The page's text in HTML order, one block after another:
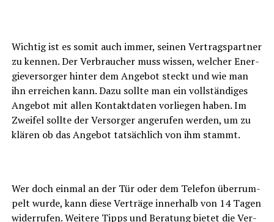
Wich­tig ist es somit auch immer, sei­nen Ver­trags­part­ner
zu ken­nen. Der Ver­brau­cher muss wis­sen, wel­cher Ener­
gie­ver­sor­ger hin­ter dem Ange­bot steckt und wie man
ihn errei­chen kann. Dazu soll­te man ein voll­stän­di­ges
Ange­bot mit allen Kon­takt­da­ten vor­lie­gen haben. Im
Zwei­fel soll­te der Ver­sor­ger ange­ru­fen wer­den, um zu
klä­ren ob das Ange­bot tat­säch­lich von ihm stammt.
Wer doch ein­mal an der Tür oder dem Tele­fon über­rum­
pelt wur­de, kann die­se Ver­trä­ge inner­halb von 14 Tagen
wider­ru­fen. Wei­te­re Tipps und Bera­tung bie­tet die Ver­